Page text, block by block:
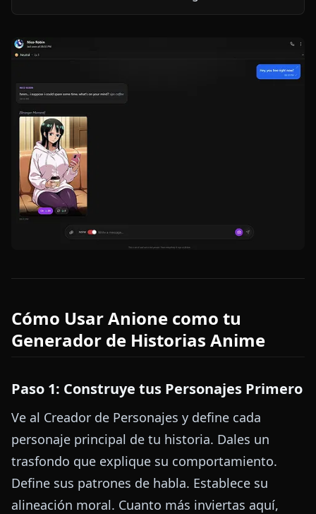
Cómo Usar Anione como tu
Generador de Historias Anime
Paso 1: Construye tus Personajes Primero
Ve al Creador de Personajes y define cada
personaje principal de tu historia. Dales un
trasfondo que explique su comportamiento.
Define sus patrones de habla. Establece su
alineación moral. Cuanto más inviertas aquí,